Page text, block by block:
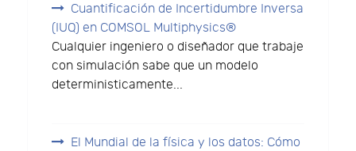
Cuantificación de Incertidumbre Inversa
(IUQ) en COMSOL Multiphysics®
Cualquier ingeniero o diseñador que trabaje
con simulación sabe que un modelo
deterministicamente...
El Mundial de la física y los datos: Cómo